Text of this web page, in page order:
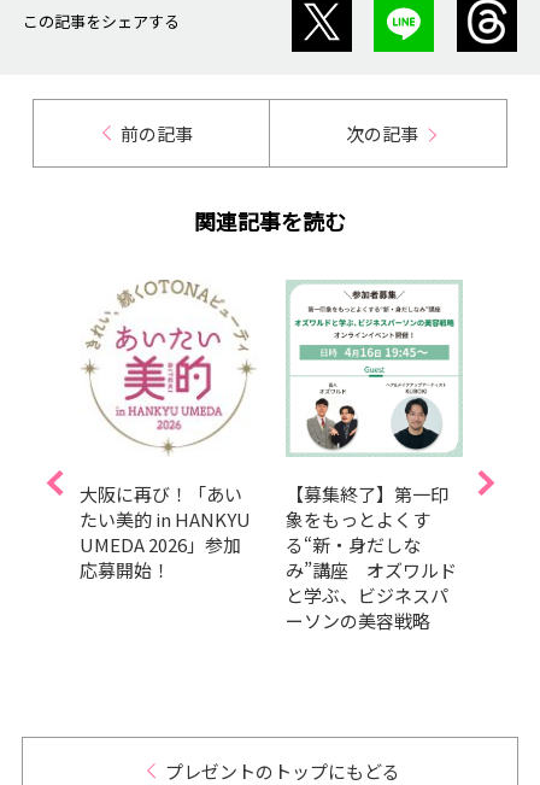
この記事をシェアする
前の記事 次の記事
関連記事を読む
大阪に再び！「あい
たい美的 in HANKYU
UMEDA 2026」参加
応募開始！
【募集終了】第一印
象をもっとよくす
る“新・身だしな
み”講座 オズワルド
と学ぶ、ビジネスパ
ーソンの美容戦略
【抽
プレゼントのトップにもどる